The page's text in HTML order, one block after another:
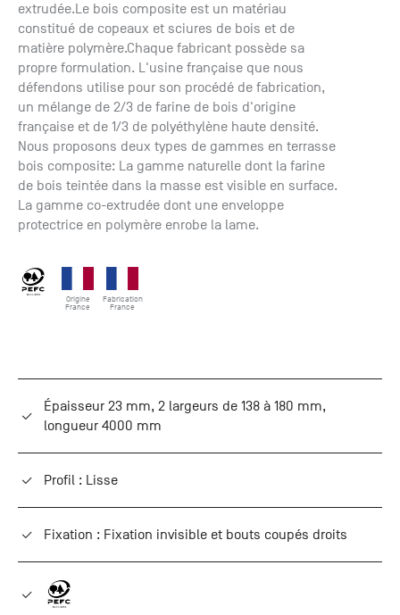
extrudée.Le bois composite est un matériau
constitué de copeaux et sciures de bois et de
matière polymère.Chaque fabricant possède sa
propre formulation. L'usine française que nous
défendons utilise pour son procédé de fabrication,
un mélange de 2/3 de farine de bois d'origine
française et de 1/3 de polyéthylène haute densité.
Nous proposons deux types de gammes en terrasse
bois composite: La gamme naturelle dont la farine
de bois teintée dans la masse est visible en surface.
La gamme co-extrudée dont une enveloppe
protectrice en polymère enrobe la lame.
Origine
France
Fabrication
France
Épaisseur 23 mm, 2 largeurs de 138 à 180 mm,
longueur 4000 mm
Profil : Lisse
Fixation : Fixation invisible et bouts coupés droits